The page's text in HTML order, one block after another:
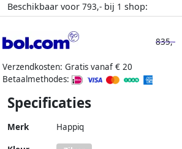
Beschikbaar voor 793,- bij 1 shop:
Verzendkosten: Gratis vanaf € 20
Betaalmethodes:
835,-
Specificaties
Merk Happiq